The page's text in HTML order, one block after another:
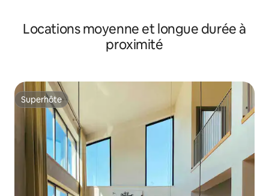
Locations moyenne et longue durée à
proximité
Superhôte
Superhôte